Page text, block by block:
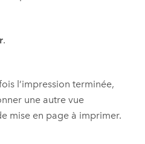
.
l’impression terminée,
une autre vue
mise en page à imprimer.